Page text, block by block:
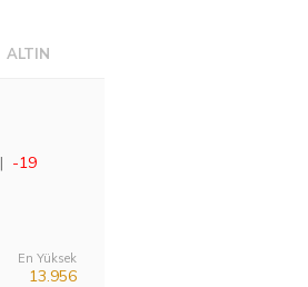
ALTIN
| -19
En Yüksek
13.956